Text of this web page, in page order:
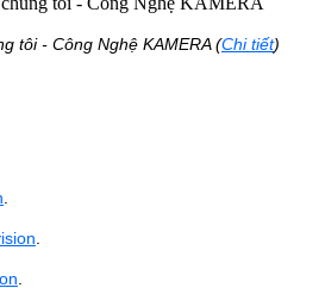
tôi - Công Nghệ KAMERA (Chi tiết)
.
.
.